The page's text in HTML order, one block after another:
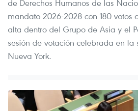
de Derechos Humanos de las
mandato 2026-2028 con 180 votos
alta dentro del Grupo de Asia y el
sesión de votación celebrada en
Nueva York.